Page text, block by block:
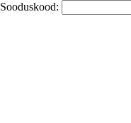
Sooduskood: